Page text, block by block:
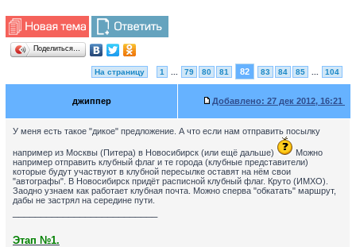
Поделиться…
На страницу 1 79 80 81 82 83 84 85 104
джиппер Добавлено: 27 дек 2012, 16:21
У меня есть такое "дикое" предложение. А что если нам отправить посылку
например из Москвы (Питера) в Новосибирск (или ещё дальше)
Можно
например отправить клубный флаг и те города (клубные представители)
которые будут участвуют в клубной пересылке оставят на нём свои
"автографы". В Новосибирск придёт расписной клубный флаг. Круто (ИМХО).
Заодно узнаем как работает клубная почта. Можно сперва "обкатать" маршрут,
дабы не застрял на середине пути.
Этап №1.